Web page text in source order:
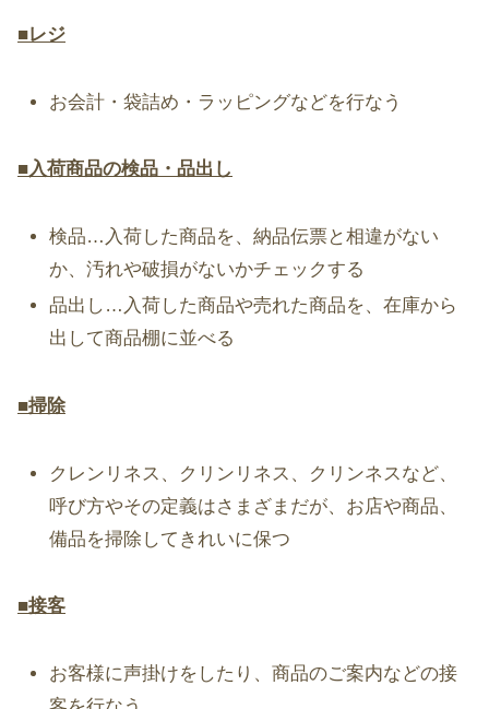
■レジ
お会計・袋詰め・ラッピングなどを行なう
■入荷商品の検品・品出し
検品…入荷した商品を、納品伝票と相違がない
か、汚れや破損がないかチェックする
品出し…入荷した商品や売れた商品を、在庫から
出して商品棚に並べる
■掃除
クレンリネス、クリンリネス、クリンネスなど、
呼び方やその定義はさまざまだが、お店や商品、
備品を掃除してきれいに保つ
■接客
お客様に声掛けをしたり、商品のご案内などの接